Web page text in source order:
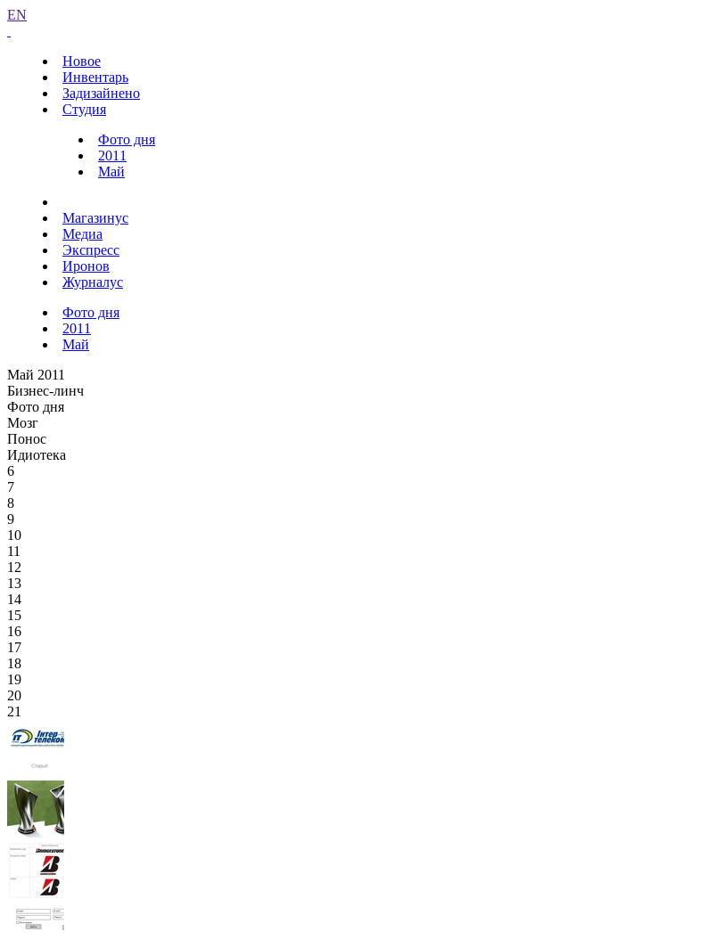
EN
Новое
Инвентарь
Задизайнено
Студия
Фото дня
2011
Май
Магазинус
Медиа
Экспресс
Иронов
Журналус
Фото дня
2011
Май
Май 2011
Бизнес-линч
Фото дня
Мозг
Понос
Идиотека
6
7
8
9
10
11
12
13
14
15
16
17
18
19
20
21